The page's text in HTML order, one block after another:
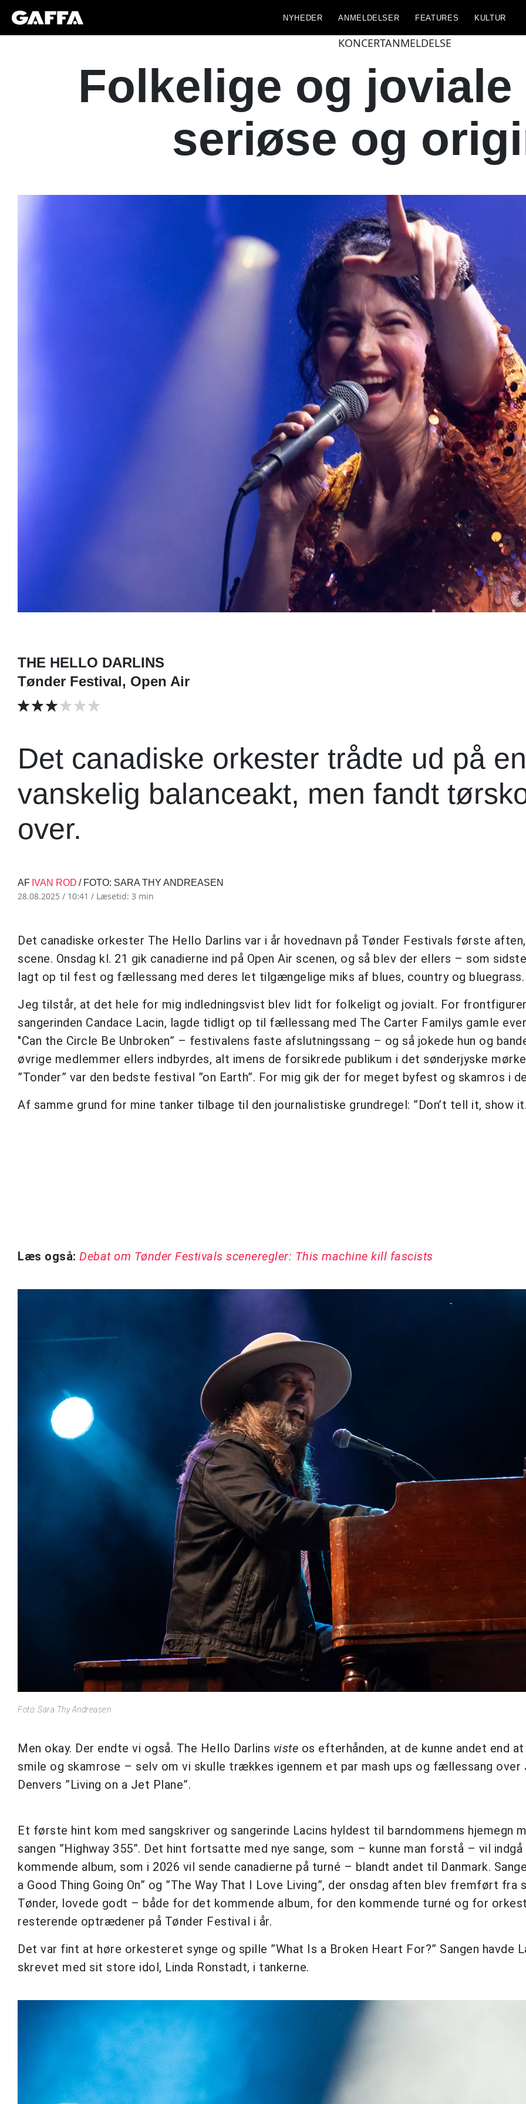
NYHEDER ANMELDELSER FEATURES KULTUR
KONCERTANMELDELSE
Folkelige og
seriøse og
THE HELLO DARLINS
Tønder Festival, Open Air
Det canadiske orkester trådte ud på en
vanskelig balanceakt, men fandt
over.
AF IVAN ROD / FOTO: SARA THY ANDREASEN
28.08.2025 / 10:41 / Læsetid: 3 min
Det canadiske orkester The Hello Darlins var i år hovednavn på Tønder Festivals første
scene. Onsdag kl. 21 gik canadierne ind på Open Air scenen, og så blev der ellers – som
lagt op til fest og fællessang med deres let tilgængelige miks af blues, country og bluegrass.
Jeg tilstår, at det hele for mig indledningsvist blev lidt for folkeligt og jovialt. For
sangerinden Candace Lacin, lagde tidligt op til fællessang med The Carter Familys gamle
"Can the Circle Be Unbroken” – festivalens faste afslutningssang – og så jokede hun og
øvrige medlemmer ellers indbyrdes, alt imens de forsikrede publikum i det sønderjyske
”Tonder” var den bedste festival ”on Earth”. For mig gik der for meget byfest og skamros i
Af samme grund for mine tanker tilbage til den journalistiske grundregel: ”Don’t tell it, show
Læs også: Debat om Tønder Festivals sceneregler: This machine kill fascists
Foto: Sara Thy Andreasen
Men okay. Der endte vi også. The Hello Darlins viste os efterhånden, at de kunne andet end
smile og skamrose – selv om vi skulle trækkes igennem et par mash ups og fællessang over
Denvers ”Living on a Jet Plane”.
Et første hint kom med sangskriver og sangerinde Lacins hyldest til barndommens hjemegn
sangen ”Highway 355”. Det hint fortsatte med nye sange, som – kunne man forstå – vil
kommende album, som i 2026 vil sende canadierne på turné – blandt andet til Danmark.
a Good Thing Going On” og ”The Way That I Love Living”, der onsdag aften blev fremført fra
Tønder, lovede godt – både for det kommende album, for den kommende turné og for
resterende optrædener på Tønder Festival i år.
Det var fint at høre orkesteret synge og spille ”What Is a Broken Heart For?” Sangen havde
skrevet med sit store idol, Linda Ronstadt, i tankerne.